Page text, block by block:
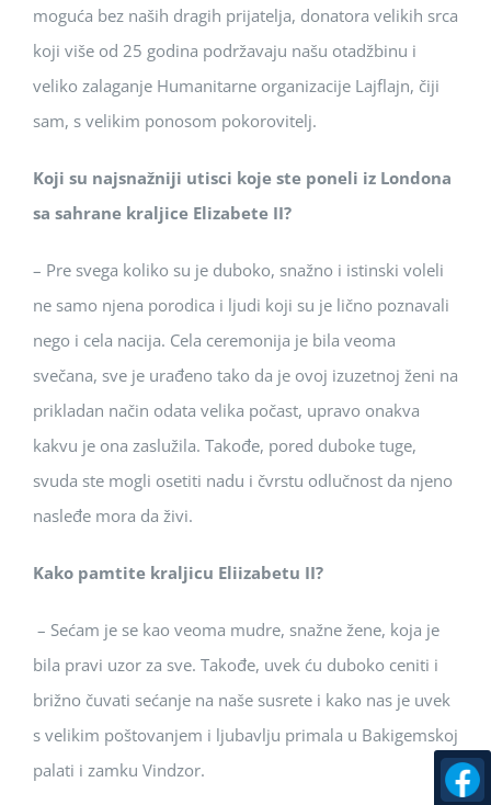
moguća bez naših dragih prijatelja, donatora velikih srca
koji više od 25 godina podržavaju našu otadžbinu i
veliko zalaganje Humanitarne organizacije Lajflajn, čiji
sam, s velikim ponosom pokorovitelj.
Koji su najsnažniji utisci koje ste poneli iz Londona
sa sahrane kraljice Elizabete II?
– Pre svega koliko su je duboko, snažno i istinski voleli
ne samo njena porodica i ljudi koji su je lično poznavali
nego i cela nacija. Cela ceremonija je bila veoma
svečana, sve je urađeno tako da je ovoj izuzetnoj ženi na
prikladan način odata velika počast, upravo onakva
kakvu je ona zaslužila. Takođe, pored duboke tuge,
svuda ste mogli osetiti nadu i čvrstu odlučnost da njeno
nasleđe mora da živi.
Kako pamtite kraljicu Eliizabetu II?
– Sećam je se kao veoma mudre, snažne žene, koja je
bila pravi uzor za sve. Takođe, uvek ću duboko ceniti i
brižno čuvati sećanje na naše susrete i kako nas je uvek
s velikim poštovanjem i ljubavlju primala u Bakigemskoj
palati i zamku Vindzor.